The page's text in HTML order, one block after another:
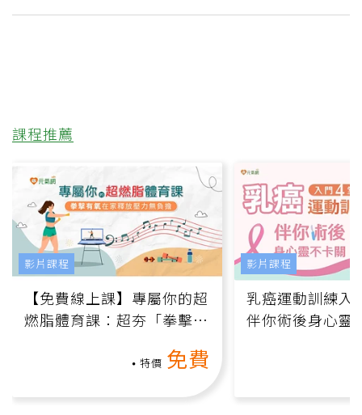
課程推薦
【免費線上課】專屬你的超
燃脂體育課：超夯「拳擊有
特價 免費
影片課程
乳癌運動訓練入
伴你術後身心靈
影片課程